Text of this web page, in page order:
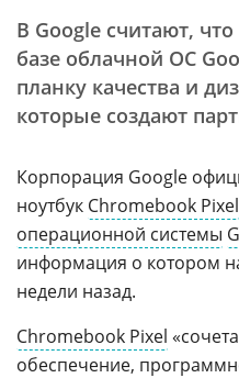
В Google считают,
базе облачной ОС
планку качества и
которые создают
Корпорация Google
ноутбук Chromebook Pixel
операционной системы
информация о котором
недели назад.
Chromebook Pixel
обеспечение,